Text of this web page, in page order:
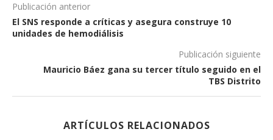
Publicación anterior
El SNS responde a críticas y asegura construye 10
unidades de hemodiálisis
Publicación siguiente
Mauricio Báez gana su tercer título seguido en el
TBS Distrito
ARTÍCULOS RELACIONADOS